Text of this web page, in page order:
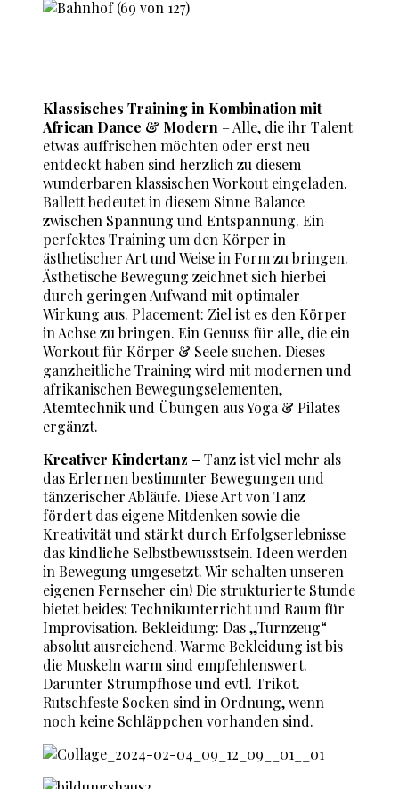
Klassisches Training in Kombination mit
African Dance & Modern – Alle, die ihr Talent
etwas auffrischen möchten oder erst neu
entdeckt haben sind herzlich zu diesem
wunderbaren klassischen Workout eingeladen.
Ballett bedeutet in diesem Sinne Balance
zwischen Spannung und Entspannung. Ein
perfektes Training um den Körper in
ästhetischer Art und Weise in Form zu bringen.
Ästhetische Bewegung zeichnet sich hierbei
durch geringen Aufwand mit optimaler
Wirkung aus. Placement: Ziel ist es den Körper
in Achse zu bringen. Ein Genuss für alle, die ein
Workout für Körper & Seele suchen. Dieses
ganzheitliche Training wird mit modernen und
afrikanischen Bewegungselementen,
Atemtechnik und Übungen aus Yoga & Pilates
ergänzt.
Kreativer Kindertanz – Tanz ist viel mehr als
das Erlernen bestimmter Bewegungen und
tänzerischer Abläufe. Diese Art von Tanz
fördert das eigene Mitdenken sowie die
Kreativität und stärkt durch Erfolgserlebnisse
das kindliche Selbstbewusstsein. Ideen werden
in Bewegung umgesetzt. Wir schalten unseren
eigenen Fernseher ein! Die strukturierte Stunde
bietet beides: Technikunterricht und Raum für
Improvisation. Bekleidung: Das „Turnzeug“
absolut ausreichend. Warme Bekleidung ist bis
die Muskeln warm sind empfehlenswert.
Darunter Strumpfhose und evtl. Trikot.
Rutschfeste Socken sind in Ordnung, wenn
noch keine Schläppchen vorhanden sind.